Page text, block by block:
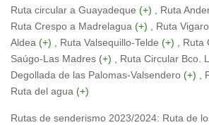
Ruta circular a Guayadeque (+) , Ruta
Ruta Crespo a Madrelagua (+) , Ruta
Aldea (+) , Ruta Valsequillo-Telde (+) , Ruta
Saúgo-Las Madres (+) , Ruta Circular Bco.
Degollada de las Palomas-Valsendero (+) ,
Ruta del agua (+)
Rutas de senderismo 2023/2024: Ruta de